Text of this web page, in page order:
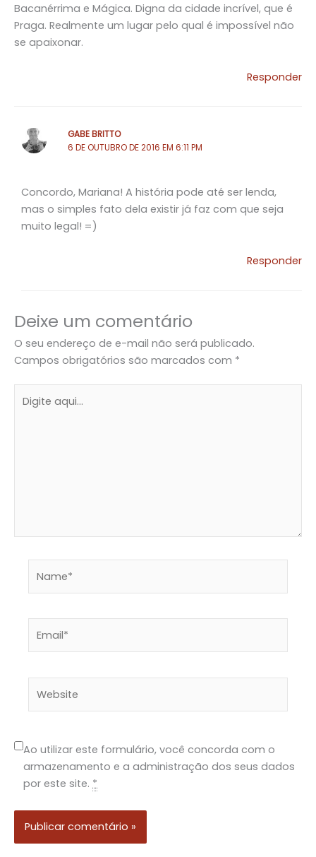
Bacanérrima e Mágica. Digna da cidade incrível, que é
Praga. Realmente um lugar pelo qual é impossível não
se apaixonar.
Responder
GABE BRITTO
6 DE OUTUBRO DE 2016 EM 6:11 PM
Concordo, Mariana! A história pode até ser lenda,
mas o simples fato dela existir já faz com que seja
muito legal! =)
Responder
Deixe um comentário
O seu endereço de e-mail não será publicado.
Campos obrigatórios são marcados com *
aqui...
Ao utilizar este formulário, você concorda com o
armazenamento e a administração dos seus dados
por este site. *